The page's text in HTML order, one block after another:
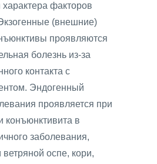
характера факторов
(внешние)
проявляются
болезнь из-за
контакта с
Эндогенный
проявляется при
конъюнктивита в
заболевания,
оспе, кори,